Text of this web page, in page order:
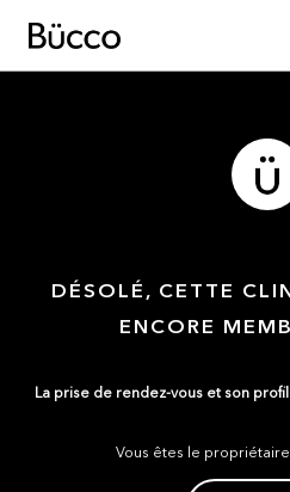
DÉSOLÉ, CETTE
ENCORE
La prise de rendez-vous et son
Vous êtes le